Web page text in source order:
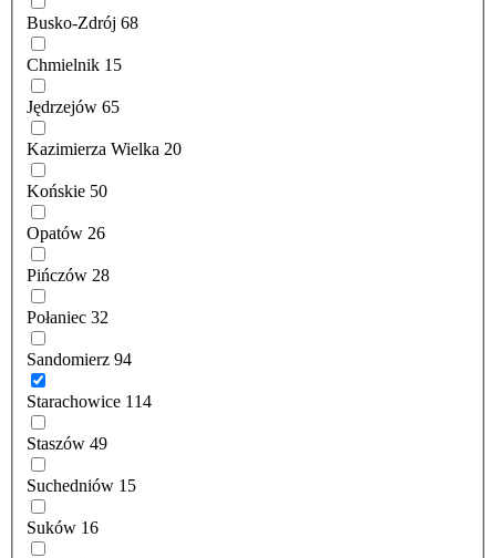
Busko-Zdrój 68
Chmielnik 15
Jędrzejów 65
Kazimierza Wielka 20
Końskie 50
Opatów 26
Pińczów 28
Połaniec 32
Sandomierz 94
Starachowice 114
Staszów 49
Suchedniów 15
Suków 16